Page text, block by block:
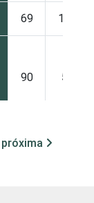
69 14
90 5
50
próxima